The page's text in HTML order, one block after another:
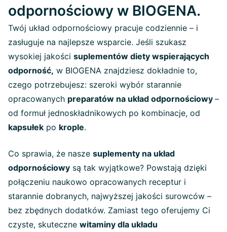
odpornościowy w BIOGENA.
Twój układ odpornościowy pracuje codziennie – i
zasługuje na najlepsze wsparcie. Jeśli szukasz
wysokiej jakości suplementów diety wspierających
odporność, w BIOGENA znajdziesz dokładnie to,
czego potrzebujesz: szeroki wybór starannie
opracowanych preparatów na układ odpornościowy –
od formuł jednoskładnikowych po kombinacje, od
kapsułek po krople.
Co sprawia, że nasze suplementy na układ
odpornościowy są tak wyjątkowe? Powstają dzięki
połączeniu naukowo opracowanych receptur i
starannie dobranych, najwyższej jakości surowców –
bez zbędnych dodatków. Zamiast tego oferujemy Ci
czyste, skuteczne witaminy dla układu